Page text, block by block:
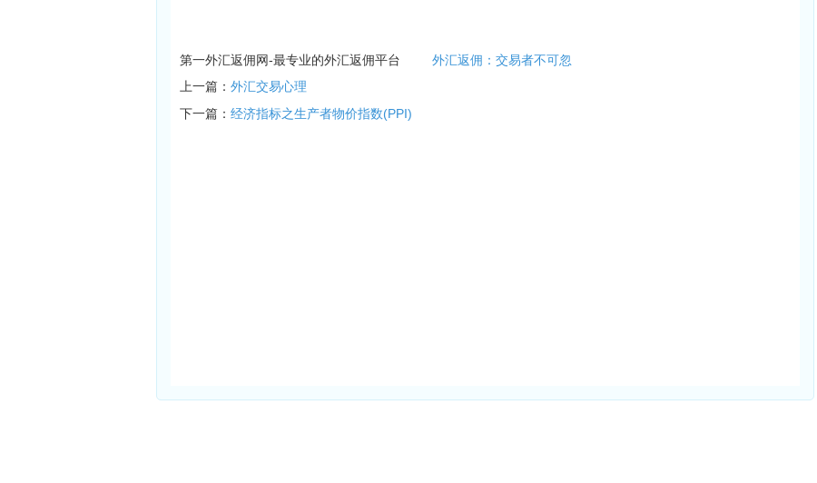
第一外汇返佣网-最专业的外汇返佣平台
外汇返佣：交易者不可忽
上一篇： 外汇交易心理
下一篇： 经济指标之生产者物价指数(PPI)